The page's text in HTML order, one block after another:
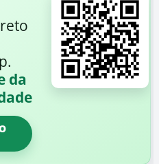
da